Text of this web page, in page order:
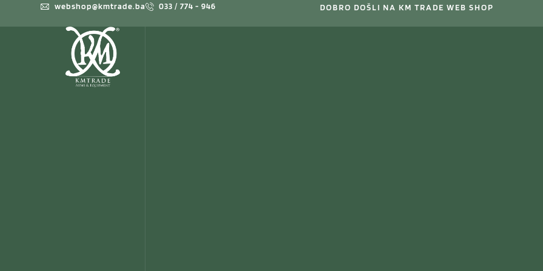
webshop@kmtrade.ba 033 / 774 - 946 DOBRO DOŠLI NA KM TRADE WEB SHOP